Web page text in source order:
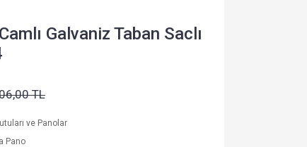
Galvaniz Taban Saclı
TL
ve Panolar
Pano